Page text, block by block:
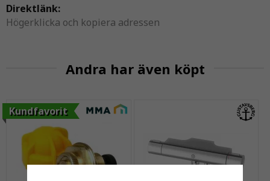
Direktlänk:
Högerklicka och kopiera adressen
Andra har även köpt
Kundfavorit